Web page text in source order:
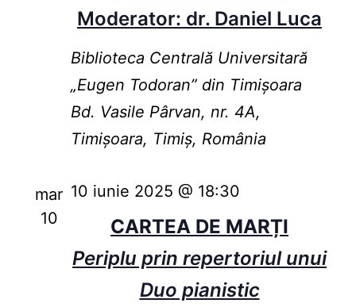
Moderator: dr. Daniel Luca
Biblioteca Centrală Universitară
„Eugen Todoran” din Timişoara
Bd. Vasile Pârvan, nr. 4A,
Timișoara, Timiș, România
mar
10
CARTEA DE MARȚI
Periplu prin repertoriul unui
Duo pianistic
10 iunie 2025 @ 18:30